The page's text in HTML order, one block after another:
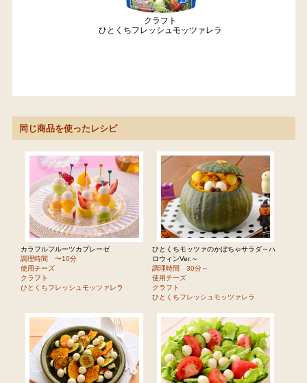
クラフト
ひとくちフレッシュモッツァレラ
同じ商品を使ったレシピ
カラフルフルーツカプレーゼ
調理時間 〜10分
使用チーズ
クラフト
ひとくちフレッシュモッツァレラ
ひとくちモッツァのかぼちゃサラダ～ハ
ロウィンVer.～
調理時間 30分～
使用チーズ
クラフト
ひとくちフレッシュモッツァレラ